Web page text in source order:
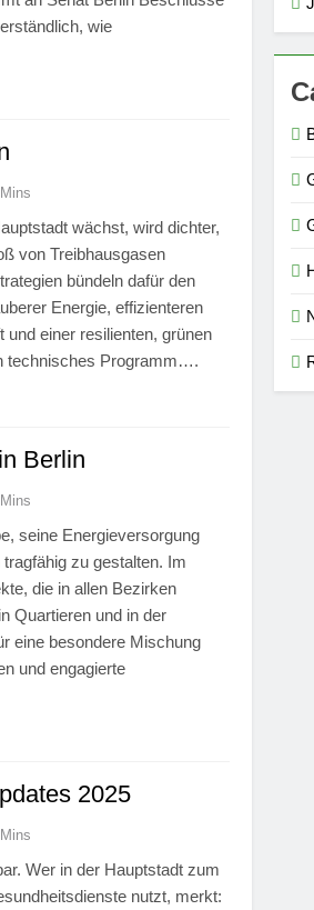
wie
wächst, wird dichter,
von Treibhausgasen
bündeln dafür den
Energie, effizienteren
einer resilienten, grünen
technisches Programm….
Berlin
seine Energieversorgung
zu gestalten. Im
die in allen Bezirken
Quartieren und in der
eine besondere Mischung
und engagierte
2025
Wer in der Hauptstadt zum
nutzt, merkt: